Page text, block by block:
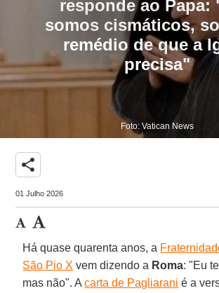
responde ao Papa:
somos cismáticos,
remédio de que a
precisa"
Foto: Vatican News
share
01 Julho 2026
Há quase quarenta anos, a
São Pio X vem dizendo a Roma: "Eu
mas não". Acarta de Pagliarani é a